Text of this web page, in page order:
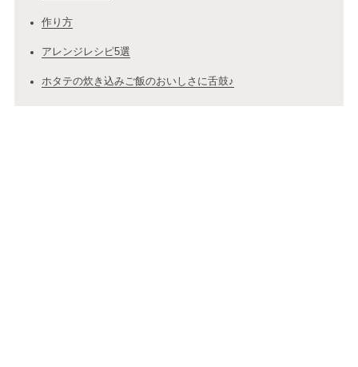
作り方
アレンジレシピ5選
ホタテの炊き込みご飯のおいしさに舌鼓♪